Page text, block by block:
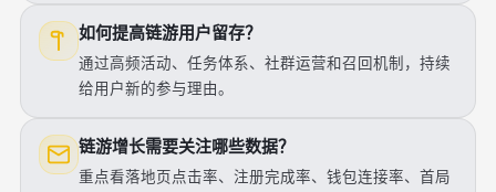
如何提高链游用户留存？
通过高频活动、任务体系、社群运营和召回机制，持续
给用户新的参与理由。
链游增长需要关注哪些数据？
重点看落地页点击率、注册完成率、钱包连接率、首局